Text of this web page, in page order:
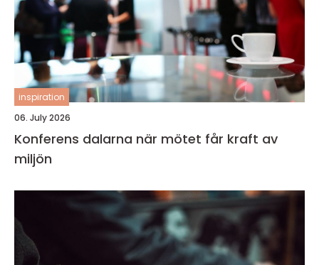
inspiration
06. July 2026
Konferens dalarna när mötet får kraft av
miljön